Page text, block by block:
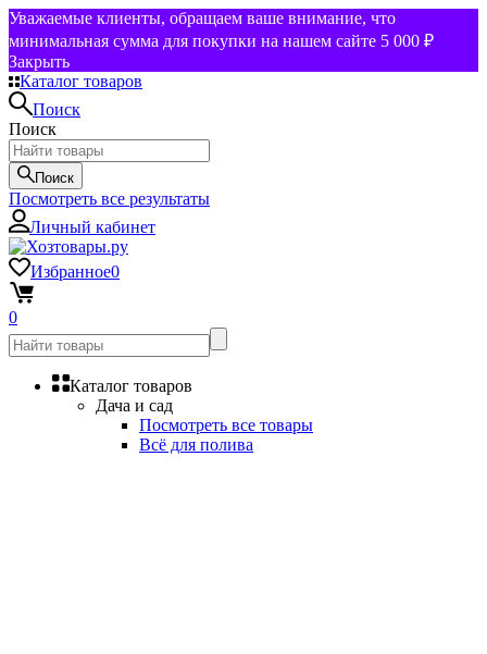
Уважаемые клиенты, обращаем ваше внимание, что
минимальная сумма для покупки на нашем сайте 5 000 ₽
Закрыть
Каталог товаров
Поиск
Поиск
Поиск
Посмотреть все результаты
Личный кабинет
Избранное0
0
Каталог товаров
Дача и сад
Посмотреть все товары
Всё для полива